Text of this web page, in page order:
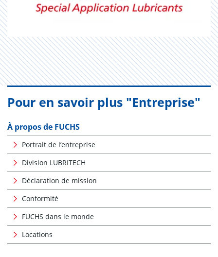
Pour en savoir plus "Entreprise"
À propos de FUCHS
Portrait de l’entreprise
Division LUBRITECH
Déclaration de mission
Conformité
FUCHS dans le monde
Locations